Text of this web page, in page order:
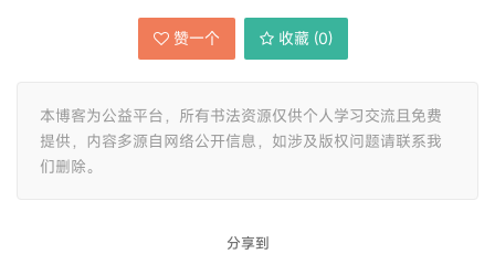
赞一个 收藏 (0)
本博客为公益平台，所有书法资源仅供个人学习交流且免费
提供，内容多源自网络公开信息，如涉及版权问题请联系我
们删除。
分享到